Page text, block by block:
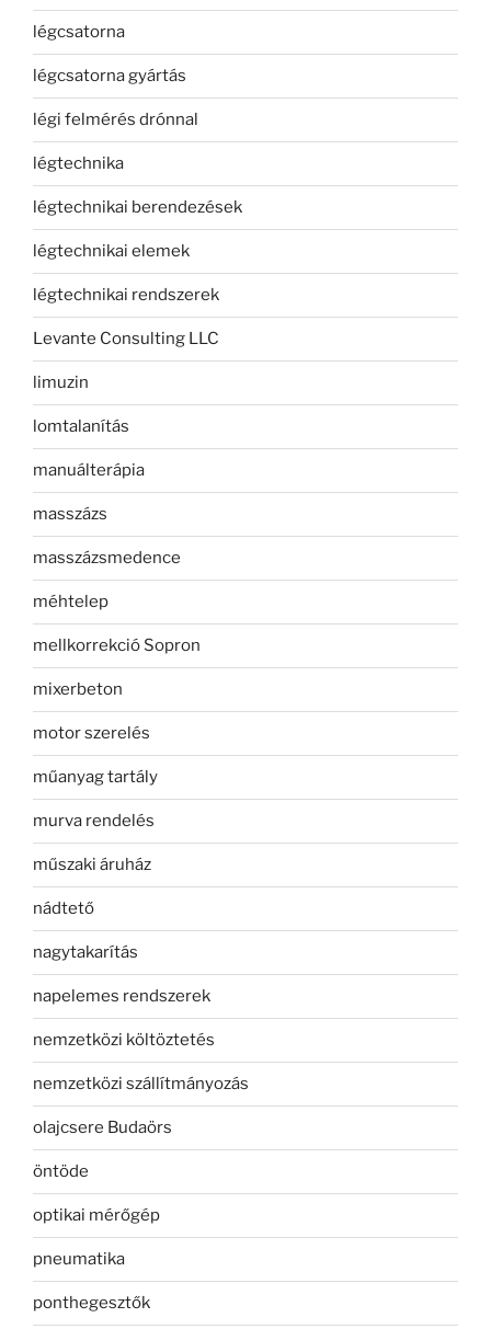
légcsatorna
légcsatorna gyártás
légi felmérés drónnal
légtechnika
légtechnikai berendezések
légtechnikai elemek
légtechnikai rendszerek
Levante Consulting LLC
limuzin
lomtalanítás
manuálterápia
masszázs
masszázsmedence
méhtelep
mellkorrekció Sopron
mixerbeton
motor szerelés
műanyag tartály
murva rendelés
műszaki áruház
nádtető
nagytakarítás
napelemes rendszerek
nemzetközi költöztetés
nemzetközi szállítmányozás
olajcsere Budaörs
öntöde
optikai mérőgép
pneumatika
ponthegesztők